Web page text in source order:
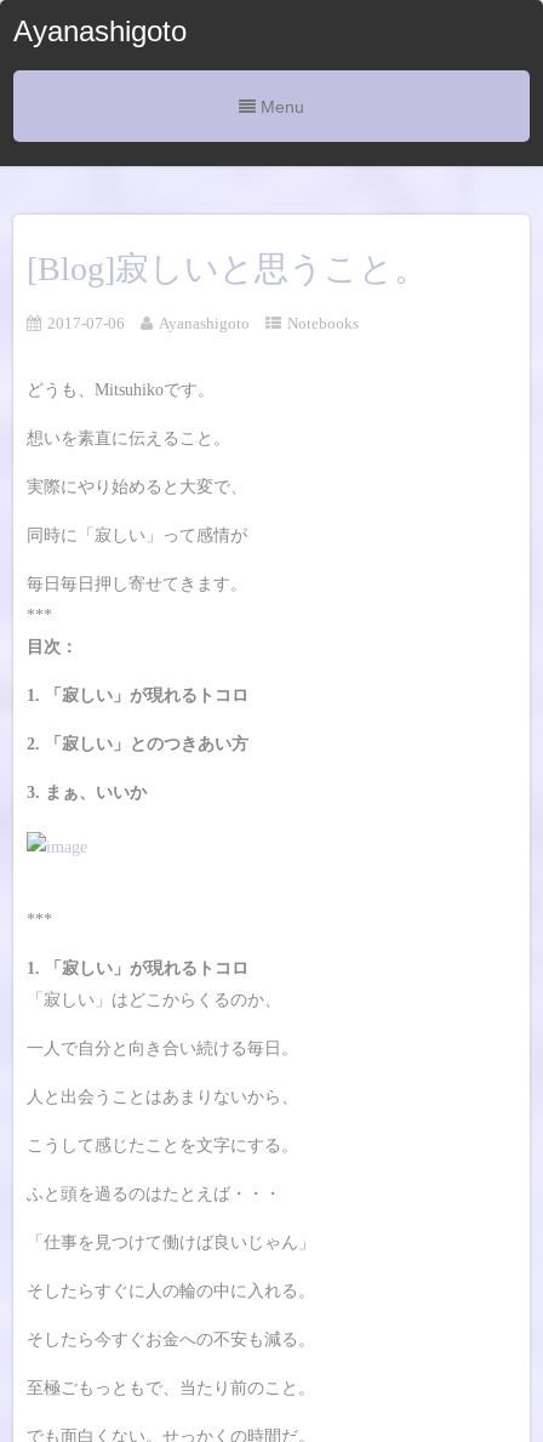
Ayanashigoto
Menu
[Blog]寂しいと思うこと。
2017-07-06 Ayanashigoto Notebooks
どうも、Mitsuhikoです。
想いを素直に伝えること。
実際にやり始めると大変で、
同時に「寂しい」って感情が
毎日毎日押し寄せてきます。
***
目次：
1. 「寂しい」が現れるトコロ
2. 「寂しい」とのつきあい方
3. まぁ、いいか
***
1. 「寂しい」が現れるトコロ
「寂しい」はどこからくるのか、
一人で自分と向き合い続ける毎日。
人と出会うことはあまりないから、
こうして感じたことを文字にする。
ふと頭を過るのはたとえば・・・
「仕事を見つけて働けば良いじゃん」
そしたらすぐに人の輪の中に入れる。
そしたら今すぐお金への不安も減る。
至極ごもっともで、当たり前のこと。
でも面白くない。せっかくの時間だ。